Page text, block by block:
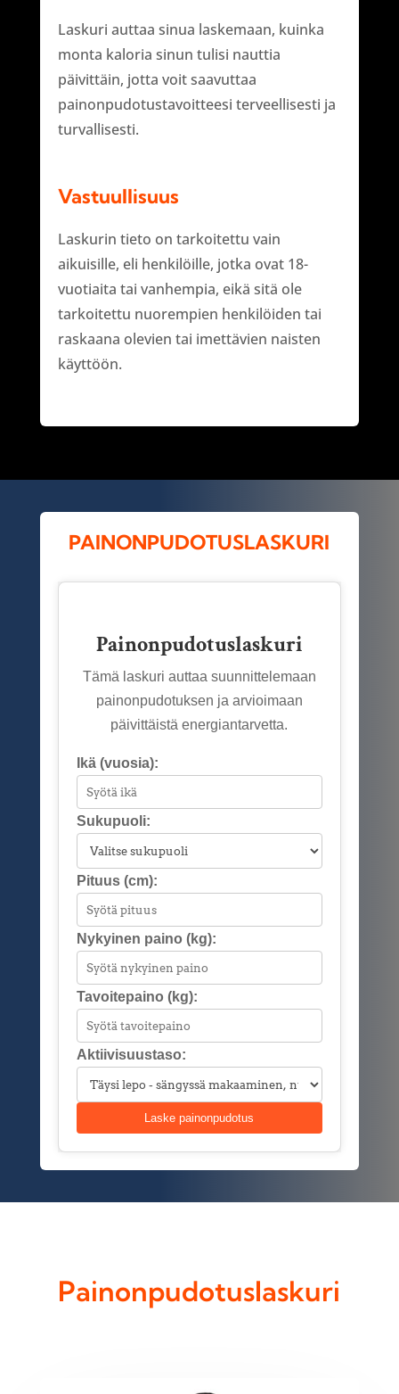
Laskuri auttaa sinua laskemaan, kuinka
monta kaloria sinun tulisi nauttia
päivittäin, jotta voit saavuttaa
painonpudotustavoitteesi terveellisesti ja
turvallisesti.
Vastuullisuus
Laskurin tieto on tarkoitettu vain
aikuisille, eli henkilöille, jotka ovat 18-
vuotiaita tai vanhempia, eikä sitä ole
tarkoitettu nuorempien henkilöiden tai
raskaana olevien tai imettävien naisten
käyttöön.
PAINONPUDOTUSLASKURI
Painonpudotuslaskuri
Tämä laskuri auttaa suunnittelemaan
painonpudotuksen ja arvioimaan
päivittäistä energiantarvetta.
Ikä (vuosia):
Sukupuoli:
Pituus (cm):
Nykyinen paino (kg):
Tavoitepaino (kg):
Aktiivisuustaso:
Laske painonpudotus
Painonpudotuslaskuri